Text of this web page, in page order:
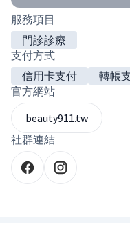
服務項目
門診診療
支付方式
信用卡支付
轉帳
官方網站
beauty911.tw
社群連結